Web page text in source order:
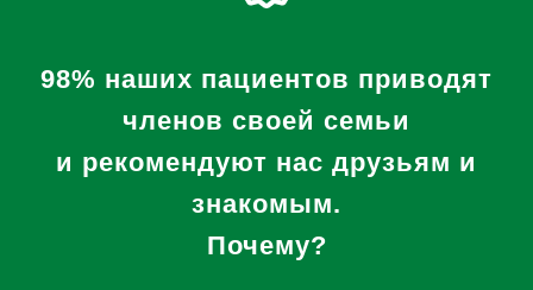
98% наших пациентов приводят
членов своей семьи
и рекомендуют нас друзьям и
знакомым.
Почему?